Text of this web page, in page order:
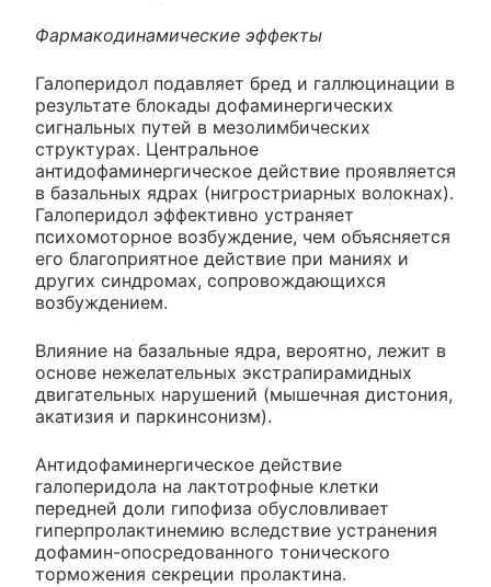
Фармакодинамические эффекты
Галоперидол подавляет бред и галлюцинации в
результате блокады дофаминергических
сигнальных путей в мезолимбических
структурах. Центральное
антидофаминергическое действие проявляется
в базальных ядрах (нигростриарных волокнах).
Галоперидол эффективно устраняет
психомоторное возбуждение, чем объясняется
его благоприятное действие при маниях и
других синдромах, сопровождающихся
возбуждением.
Влияние на базальные ядра, вероятно, лежит в
основе нежелательных экстрапирамидных
двигательных нарушений (мышечная дистония,
акатизия и паркинсонизм).
Антидофаминергическое действие
галоперидола на лактотрофные клетки
передней доли гипофиза обусловливает
гиперпролактинемию вследствие устранения
дофамин-опосредованного тонического
торможения секреции пролактина.